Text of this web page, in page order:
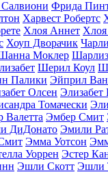
Фрида
Харвест Робертс
Хлоя Аннет
Хоуп Дворачик
Моклер
Шерил Коул
Палики Эйприл
Олсен Элизабет
Томачески
Валетта Эмбер Смит
ДиДонато Эмили
Эмма Уотсон
Уоррен Эстер
Эшли Скотт Эшли